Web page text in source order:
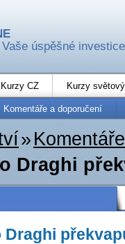
úspěšné investice
Kurzy CZ Kurzy
Komentáře a doporučení
»
Draghi
Draghi